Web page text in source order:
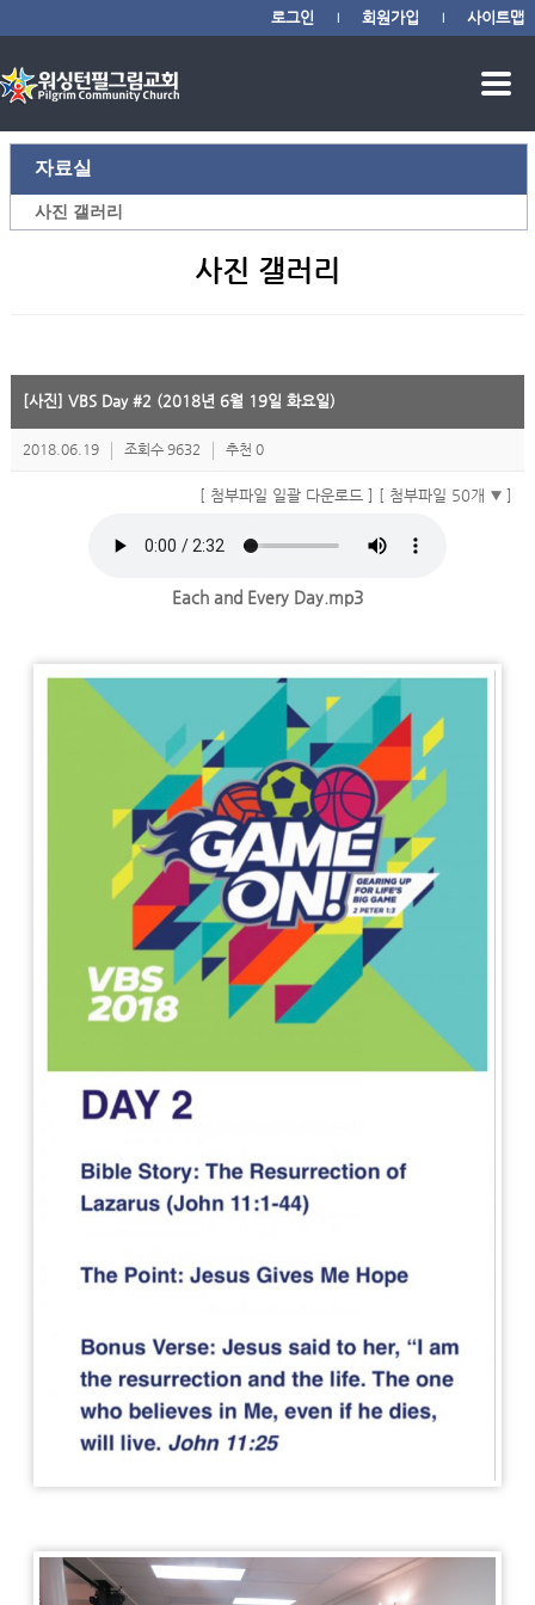
로그인 회원가입 사이트맵
자료실
사진 갤러리
사진 갤러리
[사진] VBS Day #2 (2018년 6월 19일 화요일)
2018.06.19 조회수 9632 추천 0
[ 첨부파일 일괄 다운로드 ] [ 첨부파일 50개 ]
Each and Every Day.mp3